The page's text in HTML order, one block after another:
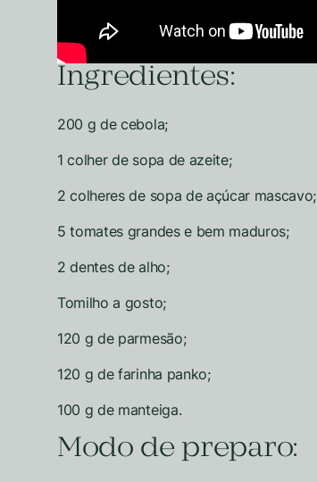
Ingredientes:
200 g de cebola;
1 colher de sopa de azeite;
2 colheres de sopa de açúcar mascavo;
5 tomates grandes e bem maduros;
2 dentes de alho;
Tomilho a gosto;
120 g de parmesão;
120 g de farinha panko;
100 g de manteiga.
Modo de preparo: